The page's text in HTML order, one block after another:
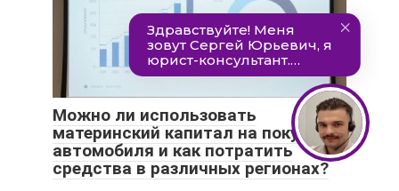
Можно ли использовать
материнский капитал на покупку
автомобиля и как потратить
средства в различных регионах?